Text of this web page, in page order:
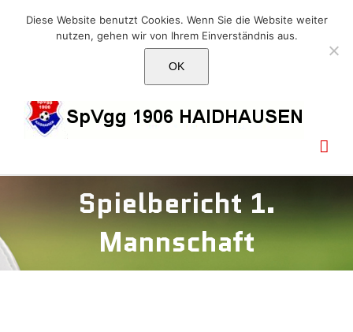
E-Mail: info@1906haidhausen.de
FacebookInstagram
E-
Spielbericht 1.
Mannschaft
Diese Website benutzt Cookies. Wenn Sie die Website weiter
nutzen, gehen wir von Ihrem Einverständnis aus.
OK